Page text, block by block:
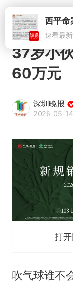
37岁小
60万元
深圳晚报
2026-05-14
打
吹气球谁不